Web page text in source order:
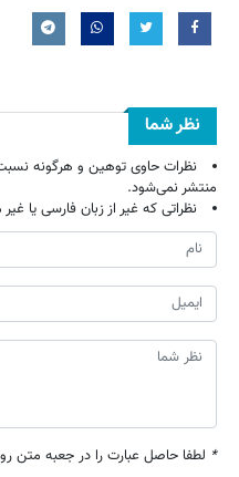
نظر شما
نظرات حاوی توهین و هرگونه
منتشر نمی‌شود.
نظراتی که غیر از زبان فارسی یا
* لطفا حاصل عبارت را در جعبه متن